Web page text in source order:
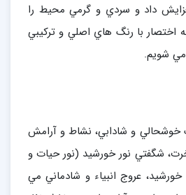
داد و سردي و گرمي محيط را
با رنگ هاي اصلي و تركيبي
مي شويم.
خوشحالي و شادابي،‌ نشاط و آرامش
شگفتي نور خورشيد (نور حيات و
عروج انبياء و شادماني مي